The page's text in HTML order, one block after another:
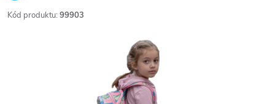
Kód produktu: 99903